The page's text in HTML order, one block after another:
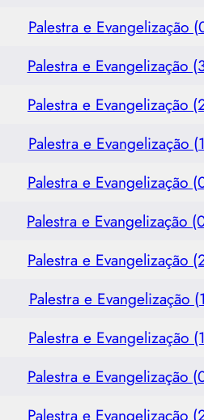
Palestra e
Palestra e
Palestra e
Palestra e
Palestra e
Palestra e
Palestra e
Palestra e
Palestra e
Palestra e
Palestra e